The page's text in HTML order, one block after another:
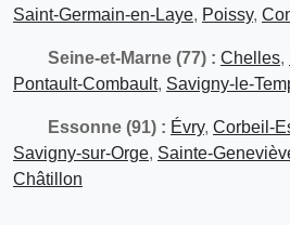
Saint-Germain-en-Laye, Poissy,
Seine-et-Marne (77) : Chelles,
Pontault-Combault, Savigny-le-
Essonne (91) : Évry, Corbeil-
Savigny-sur-Orge, Sainte-
Châtillon